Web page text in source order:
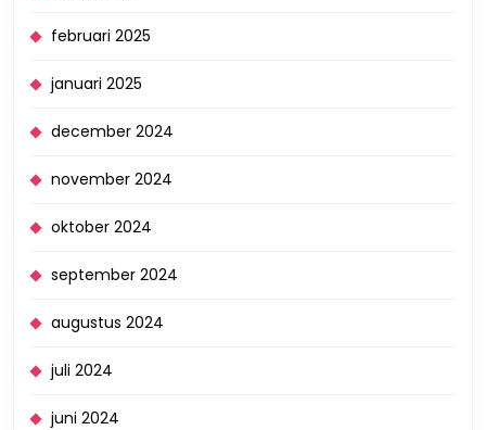
februari 2025
januari 2025
december 2024
november 2024
oktober 2024
september 2024
augustus 2024
juli 2024
juni 2024